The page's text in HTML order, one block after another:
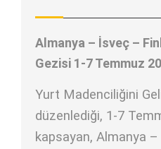
Almanya – İsveç –
Gezisi 1-7 Temmuz
Yurt Madenciliğini
düzenlediği, 1-7
kapsayan, Almanya